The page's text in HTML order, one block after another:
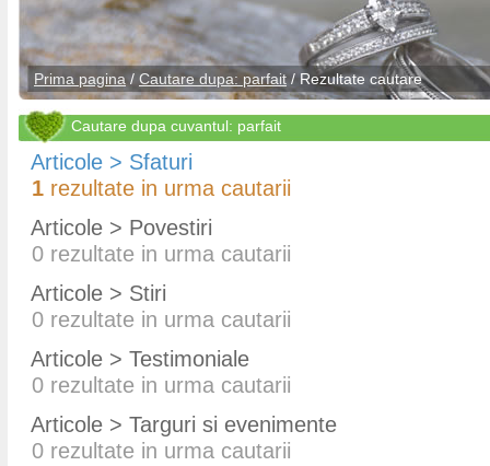
Prima pagina / Cautare dupa: parfait / Rezultate cautare
Cautare dupa cuvantul: parfait
Articole > Sfaturi
1 rezultate in urma cautarii
Articole > Povestiri
0 rezultate in urma cautarii
Articole > Stiri
0 rezultate in urma cautarii
Articole > Testimoniale
0 rezultate in urma cautarii
Articole > Targuri si evenimente
0 rezultate in urma cautarii